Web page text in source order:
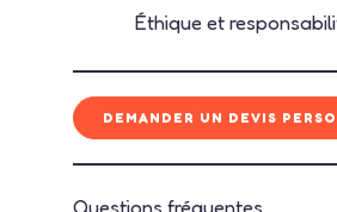
Éthique et
DEMANDER UN DEVIS